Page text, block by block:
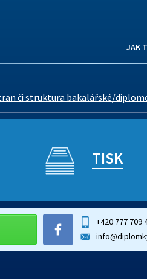
JAK
či struktura bakalářské/
TISK
+420 777 709